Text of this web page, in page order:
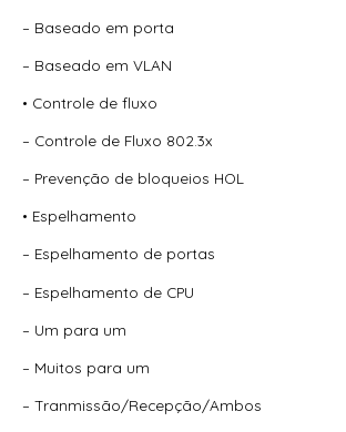
– Baseado em porta
– Baseado em VLAN
• Controle de fluxo
– Controle de Fluxo 802.3x
– Prevenção de bloqueios HOL
• Espelhamento
– Espelhamento de portas
– Espelhamento de CPU
– Um para um
– Muitos para um
– Tranmissão/Recepção/Ambos